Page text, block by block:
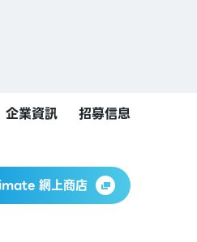
企業資訊 招募信息
網上商店